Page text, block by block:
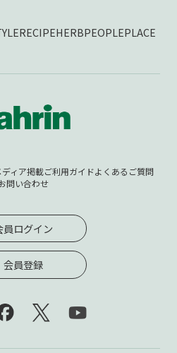
RECIPEHERBPEOPLEPLACE
ディア掲載ご利用ガイドよくあるご質問
問い合わせ
員ログイン
会員登録